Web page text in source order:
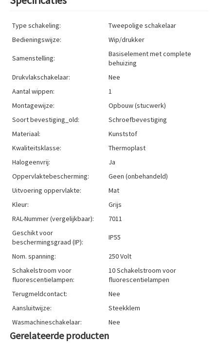
Type schakeling:
Tweepolige schakelaar
Bedieningswijze:
Wip/drukker
Samenstelling:
Basiselement met complete
behuizing
Drukvlakschakelaar:
Nee
Aantal wippen:
1
Montagewijze:
Opbouw (stucwerk)
Soort bevestiging_old:
Schroefbevestiging
Materiaal:
Kunststof
Kwaliteitsklasse:
Thermoplast
Halogeenvrij:
Ja
Oppervlaktebescherming:
Geen (onbehandeld)
Uitvoering oppervlakte:
Mat
Kleur:
Grijs
RAL-Nummer (vergelijkbaar):
7011
Geschikt voor
beschermingsgraad (IP):
IP55
Nom. spanning:
250 Volt
Schakelstroom voor
fluorescentielampen:
10 Schakelstroom voor
fluorescentielampen
Terugmeldcontact:
Nee
Aansluitwijze:
Steekklem
Wasmachineschakelaar:
Nee
Gerelateerde producten